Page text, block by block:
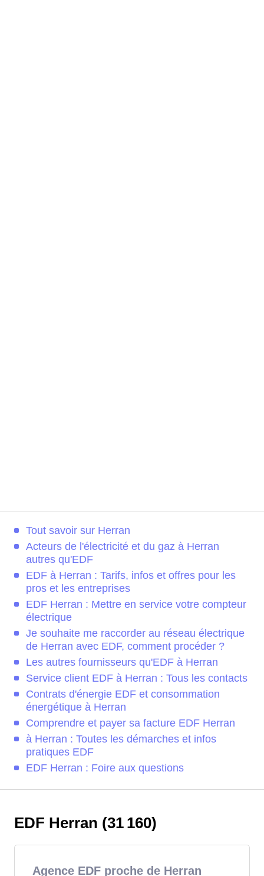
Tout savoir sur Herran
Acteurs de l'électricité et du gaz à Herran
autres qu'EDF
EDF à Herran : Tarifs, infos et offres pour les
pros et les entreprises
EDF Herran : Mettre en service votre compteur
électrique
Je souhaite me raccorder au réseau électrique
de Herran avec EDF, comment procéder ?
Les autres fournisseurs qu'EDF à Herran
Service client EDF à Herran : Tous les contacts
Contrats d'énergie EDF et consommation
énergétique à Herran
Comprendre et payer sa facture EDF Herran
à Herran : Toutes les démarches et infos
pratiques EDF
EDF Herran : Foire aux questions
EDF Herran (31 160)
Agence EDF proche de Herran